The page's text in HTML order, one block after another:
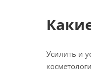
Усилить и